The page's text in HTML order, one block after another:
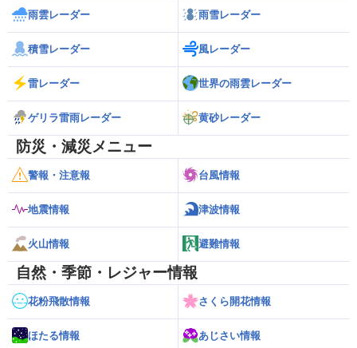
雨雲レーダー 雨雪レーダー
積雪レーダー 風レーダー
雷レーダー 世界の雨雲レーダー
ゲリラ雷雨レーダー 黄砂レーダー
防災・減災メニュー
警報・注意報 台風情報
地震情報 津波情報
火山情報 避難情報
自然・季節・レジャー情報
花粉飛散情報 さくら開花情報
ほたる情報 あじさい情報